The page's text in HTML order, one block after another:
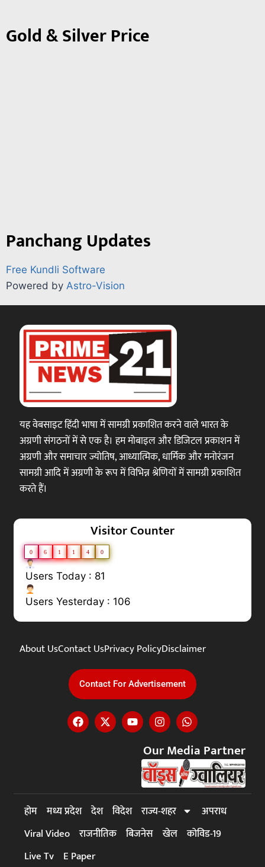
Gold & Silver Price
Panchang Updates
Free Kundli Software
Powered by Astro-Vision
यह वेबसाइट हिंदी भाषा में सामग्री प्रकाशित करने वाले भारत के
अग्रणी संगठनों में से एक है। हम मोबाइल और डिजिटल प्रकाशन में
अग्रणी और समाचार ज्योतिष, आध्यात्मिक, धार्मिक और मनोरंजन
सामग्री आदि में अग्रणी के रूप में विभिन्न श्रेणियों में सामग्री प्रकाशित
करते हैं।
Visitor Counter
0 6 1 1 4 0
Users Today : 81
Users Yesterday : 106
About UsContact UsPrivacy PolicyDisclaimer
Contact For Advertisement
Our Media Partner
होम मध्य प्रदेश देश विदेश राज्य-शहर
अपराध
Viral Video राजनीतिक बिजनेस खेल कोविड-19
Live Tv
E Paper